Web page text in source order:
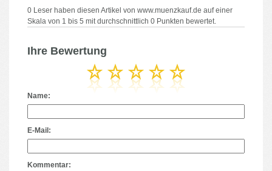
0 Leser haben diesen Artikel von www.muenzkauf.de auf einer
Skala von 1 bis 5 mit durchschnittlich 0 Punkten bewertet.
Ihre Bewertung
Name:
E-Mail:
Kommentar: